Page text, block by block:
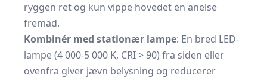
ryggen ret og kun vippe hovedet en anelse
fremad.
Kombinér med stationær lampe: En bred LED-
lampe (4 000-5 000 K, CRI > 90) fra siden eller
ovenfra giver jævn belysning og reducerer